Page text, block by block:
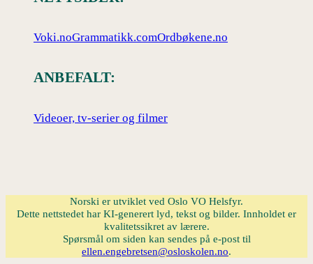
Voki.noGrammatikk.comOrdbøkene.no
ANBEFALT:
Videoer, tv-serier og filmer
Norski er utviklet ved Oslo VO Helsfyr.
Dette nettstedet har KI-generert lyd, tekst og bilder. Innholdet er
kvalitetssikret av lærere.
Spørsmål om siden kan sendes på e-post til
ellen.engebretsen@osloskolen.no.